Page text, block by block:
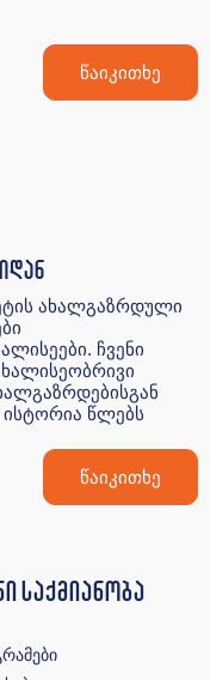
წაიკითხე
ახალგაზრდული
ჩვენი
წლებს
წაიკითხე
საქმიანობა